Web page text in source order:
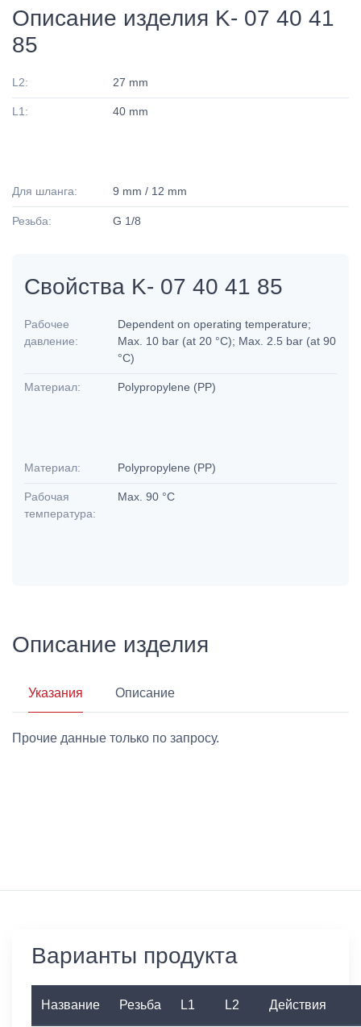
Описание изделия K- 07 40 41
85
L2: 27 mm
L1: 40 mm
Для шланга: 9 mm / 12 mm
Резьба: G 1/8
Свойства K- 07 40 41 85
Рабочее
давление:
Dependent on operating temperature;
Max. 10 bar (at 20 °C); Max. 2.5 bar (at 90
°C)
Материал: Polypropylene (PP)
Материал: Polypropylene (PP)
Рабочая
температура:
Max. 90 °C
Описание изделия
Указания Описание
Прочие данные только по запросу.
Варианты продукта
Название Резьба L1 L2 Действия